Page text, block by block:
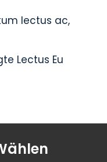
lectus ac,
Lectus Eu